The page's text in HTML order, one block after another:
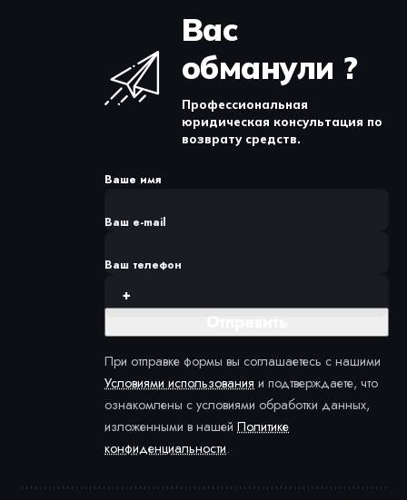
Вас
обманули ?
Профессиональная
юридическая консультация по
возврату средств.
Ваше имя
Ваш e-mail
Ваш телефон
При отправке формы вы соглашаетесь с нашими
Условиями использования и подтверждаете, что
ознакомлены с условиями обработки данных,
изложенными в нашей Политике
конфиденциальности.